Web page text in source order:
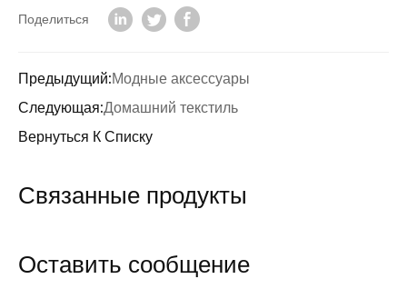
Поделиться
Предыдущий:Модные аксессуары
Следующая:Домашний текстиль
Вернуться К Списку
Связанные продукты
Оставить сообщение